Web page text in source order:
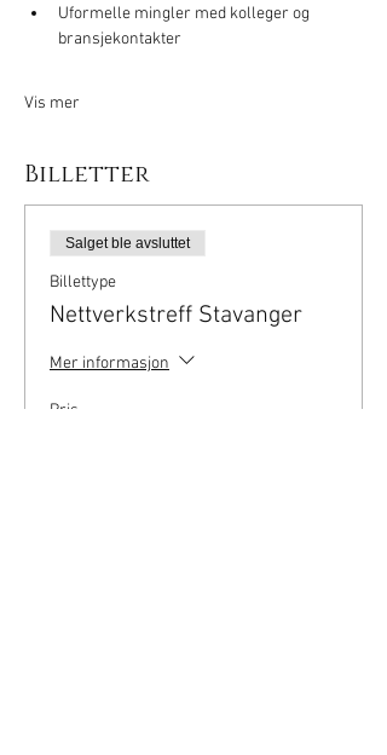
Uformelle mingler med kolleger og
bransjekontakter
Vis mer
Billetter
Salget ble avsluttet
Billettype
Nettverkstreff Stavanger
Mer informasjon
Pris